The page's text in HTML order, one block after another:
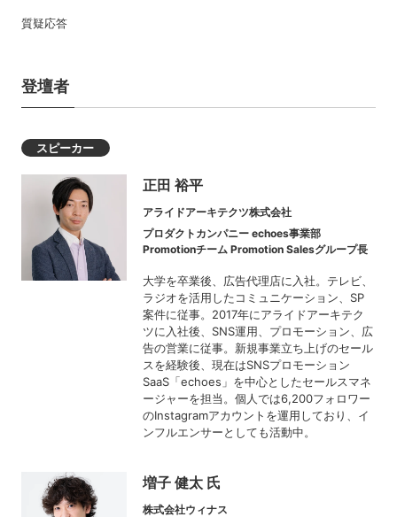
質疑応答
登壇者
スピーカー
正田 裕平
アライドアーキテクツ株式会社
プロダクトカンパニー echoes事業部
Promotionチーム Promotion Salesグループ長
大学を卒業後、広告代理店に入社。テレビ、
ラジオを活用したコミュニケーション、SP
案件に従事。2017年にアライドアーキテク
ツに入社後、SNS運用、プロモーション、広
告の営業に従事。新規事業立ち上げのセール
スを経験後、現在はSNSプロモーション
SaaS「echoes」を中心としたセールスマネ
ージャーを担当。個人では6,200フォロワー
のInstagramアカウントを運用しており、イ
ンフルエンサーとしても活動中。
増子 健太 氏
株式会社ウィナス